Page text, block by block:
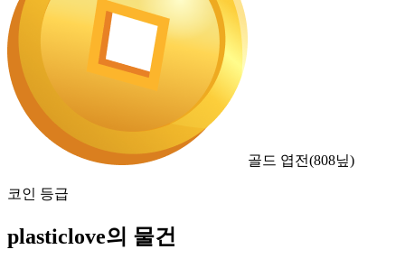
골드 엽전(808닢)
코인 등급
plasticlove의 물건